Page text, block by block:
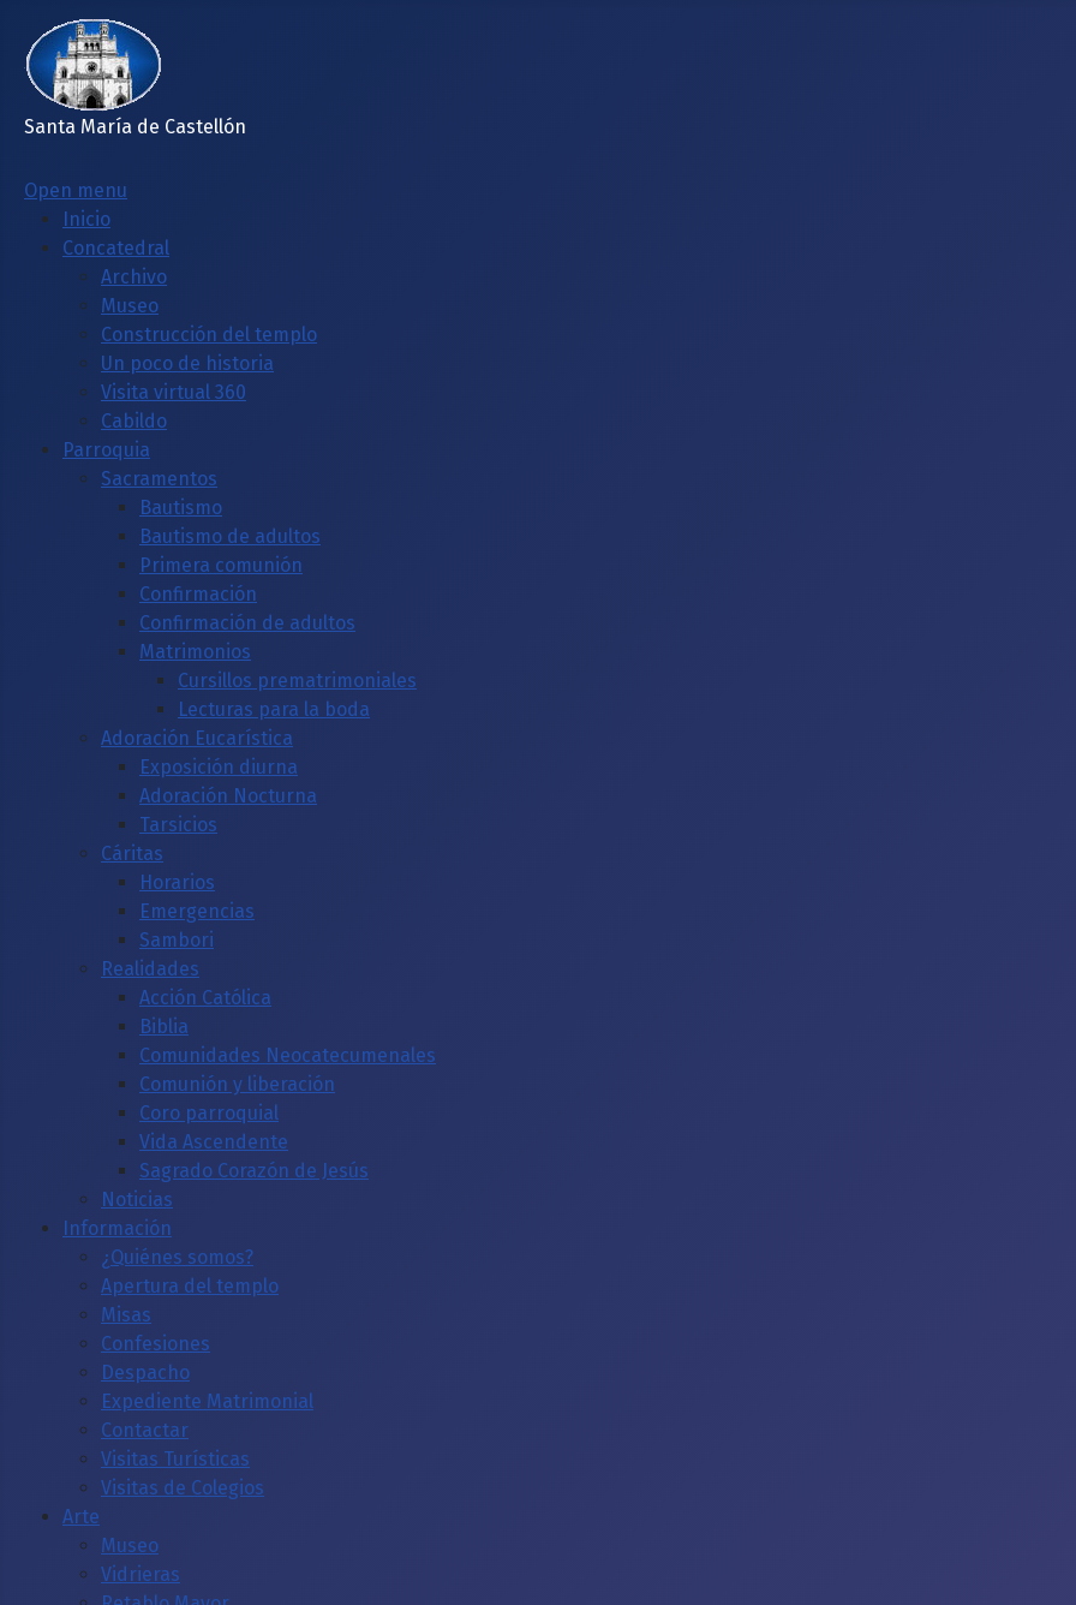
Santa María de Castellón
Open menu
Inicio
Concatedral
Archivo
Museo
Construcción del templo
Un poco de historia
Visita virtual 360
Cabildo
Parroquia
Sacramentos
Bautismo
Bautismo de adultos
Primera comunión
Confirmación
Confirmación de adultos
Matrimonios
Cursillos prematrimoniales
Lecturas para la boda
Adoración Eucarística
Exposición diurna
Adoración Nocturna
Tarsicios
Cáritas
Horarios
Emergencias
Sambori
Realidades
Acción Católica
Biblia
Comunidades Neocatecumenales
Comunión y liberación
Coro parroquial
Vida Ascendente
Sagrado Corazón de Jesús
Noticias
Información
¿Quiénes somos?
Apertura del templo
Misas
Confesiones
Despacho
Expediente Matrimonial
Contactar
Visitas Turísticas
Visitas de Colegios
Arte
Museo
Vidrieras